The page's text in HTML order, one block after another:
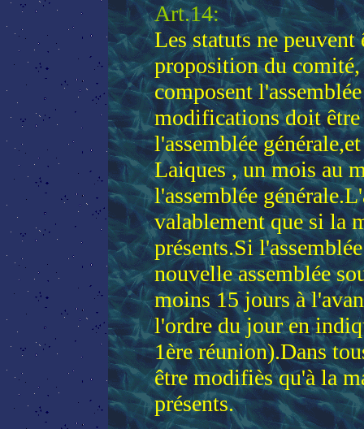
Art.14:
Les statuts ne
proposition du comité,
composent
modifications doit
l'assemblée
Laiques , un mois au
l'assemblée
valablement que si la
présents.Si
nouvelle assemblée
moins 15 jours à
l'ordre du jour en
1ère réunion).Dans
être modifiès qu'à la
présents.